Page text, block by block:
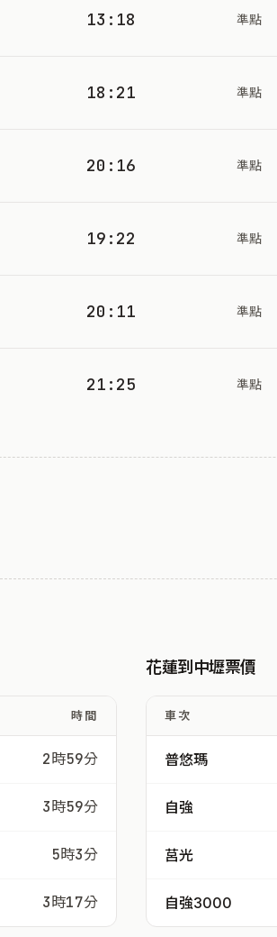
13:18 準點
18:21 準點
20:16 準點
19:22 準點
20:11 準點
21:25 準點
時間
2時59分
3時59分
5時3分
3時17分
花蓮到中壢票價
車次
普悠瑪
自強
莒光
自強3000